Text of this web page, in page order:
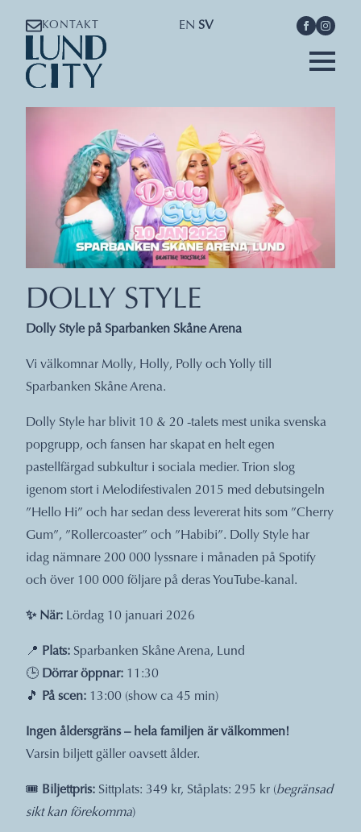
KONTAKT EN SV
DOLLY STYLE
Dolly Style på Sparbanken Skåne Arena
Vi välkomnar Molly, Holly, Polly och Yolly till
Sparbanken Skåne Arena.
Dolly Style har blivit 10 & 20 -talets mest unika svenska
popgrupp, och fansen har skapat en helt egen
pastellfärgad subkultur i sociala medier. Trion slog
igenom stort i Melodifestivalen 2015 med debutsingeln
”Hello Hi” och har sedan dess levererat hits som ”Cherry
Gum”, ”Rollercoaster” och ”Habibi”. Dolly Style har
idag nämnare 200 000 lyssnare i månaden på Spotify
och över 100 000 följare på deras YouTube-kanal.
✨ När: Lördag 10 januari 2026
📍 Plats: Sparbanken Skåne Arena, Lund
🕒 Dörrar öppnar: 11:30
🎵
På scen: 13:00 (show ca 45 min)
Ingen åldersgräns – hela familjen är välkommen!
Varsin biljett gäller oavsett ålder.
🎟️ Biljettpris: Sittplats: 349 kr, Ståplats: 295 kr (begränsad
sikt kan förekomma)